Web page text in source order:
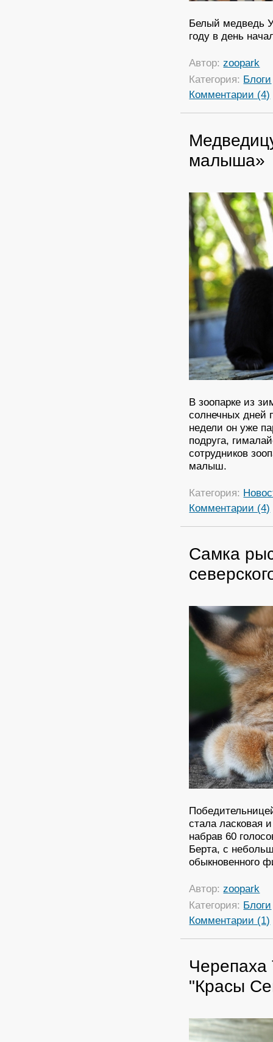
Белый медведь
году в день
Автор:zoopark
Категория: Блоги
Комментарии (4)
малыша»
В зоопарке из
солнечных дней
недели он уже
подруга,
сотрудников
малыш.
Категория:
Комментарии (4)
Самка
стала ласковая
набрав 60
Берта, с
обыкновенного
Автор:zoopark
Категория: Блоги
Комментарии (1)
Черепаха
"Красы